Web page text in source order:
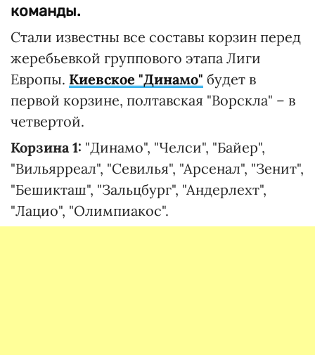
команды.
Стали известны все составы корзин перед
жеребьевкой группового этапа Лиги
Европы. Киевское "Динамо" будет в
первой корзине, полтавская "Ворскла" – в
четвертой.
Корзина 1: "Динамо", "Челси", "Байер",
"Вильярреал", "Севилья", "Арсенал", "Зенит",
"Бешикташ", "Зальцбург", "Андерлехт",
"Лацио", "Олимпиакос".